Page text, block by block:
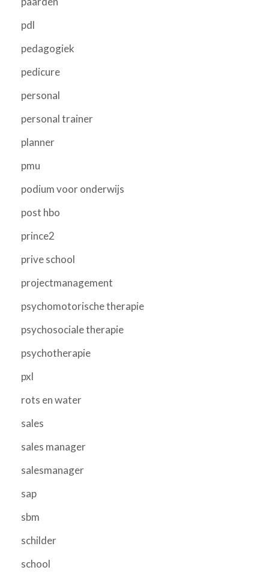
pdl
pedagogiek
pedicure
personal
personal trainer
planner
pmu
podium voor onderwijs
post hbo
prince2
prive school
projectmanagement
psychomotorische therapie
psychosociale therapie
psychotherapie
pxl
rots en water
sales
sales manager
salesmanager
sap
sbm
schilder
school